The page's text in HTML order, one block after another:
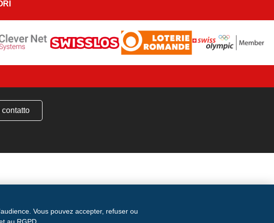
Vous pouvez accepter, refuser ou